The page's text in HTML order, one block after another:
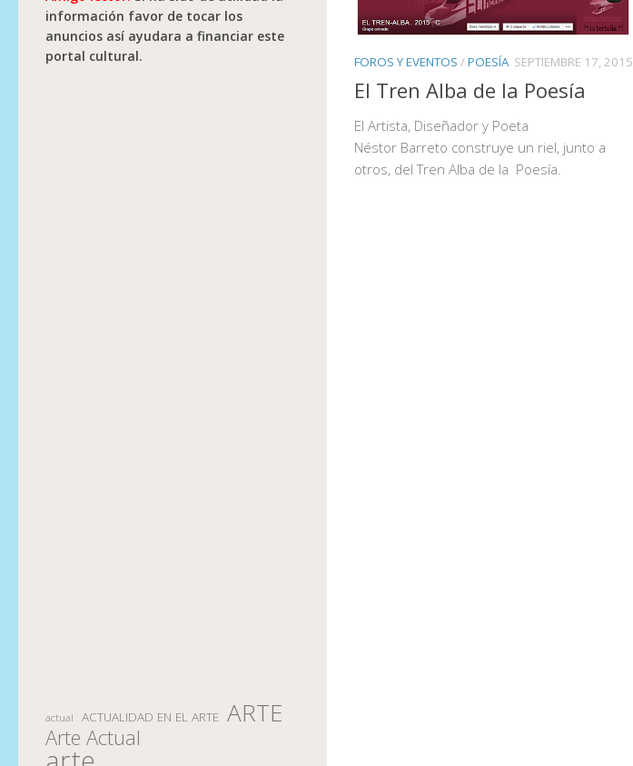
FOROS Y EVENTOS /POESÍA SEPTIEMBRE 17, 2015
El Tren Alba de la Poesía
El Artista, Diseñador y Poeta
Néstor Barreto construye un riel, junto a
otros, del Tren Alba de la Poesía.
información favor de tocar los
anuncios así ayudara a financiar este
portal cultural.
actual ACTUALIDAD EN EL ARTE ARTE
Arte Actual